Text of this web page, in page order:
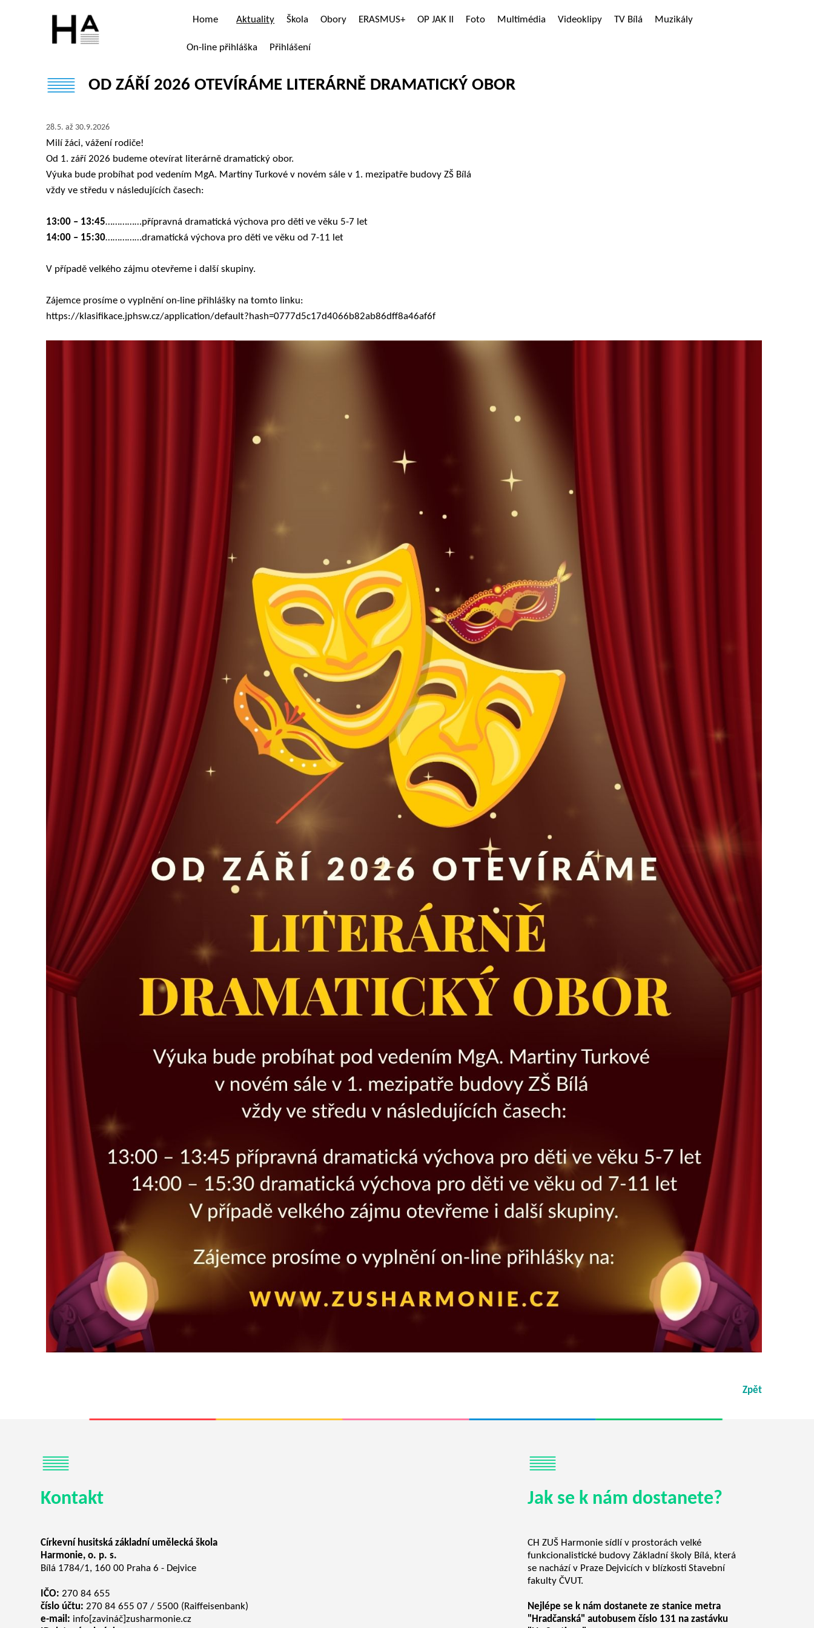
Home Aktuality Škola Obory ERASMUS+ OP JAK II Foto Multimédia Videoklipy TV Bílá Muzikály
On-line přihláška Přihlášení
OD ZÁŘÍ 2026 OTEVÍRÁME LITERÁRNĚ DRAMATICKÝ OBOR
28.5. až 30.9.2026
Milí žáci, vážení rodiče!
Od 1. září 2026 budeme otevírat literárně dramatický obor.
Výuka bude probíhat pod vedením MgA. Martiny Turkové v novém sále v 1. mezipatře budovy ZŠ Bílá
vždy ve středu v následujících časech:
13:00 – 13:45……………přípravná dramatická výchova pro děti ve věku 5-7 let
14:00 – 15:30……………dramatická výchova pro děti ve věku od 7-11 let
V případě velkého zájmu otevřeme i další skupiny.
Zájemce prosíme o vyplnění on-line přihlášky na tomto linku:
https://klasifikace.jphsw.cz/application/default?hash=0777d5c17d4066b82ab86dff8a46af6f
Zpět
Kontakt
Církevní husitská základní umělecká škola
Harmonie, o. p. s.
Bílá 1784/1, 160 00 Praha 6 - Dejvice
IČO: 270 84 655
číslo účtu: 270 84 655 07 / 5500 (Raiffeisenbank)
e-mail: info[zavináč]zusharmonie.cz
Jak se k nám dostanete?
CH ZUŠ Harmonie sídlí v prostorách velké
funkcionalistické budovy Základní školy Bílá, která
se nachází v Praze Dejvicích v blízkosti Stavební
fakulty ČVUT.
Nejlépe se k nám dostanete ze stanice metra
"Hradčanská" autobusem číslo 131 na zastávku